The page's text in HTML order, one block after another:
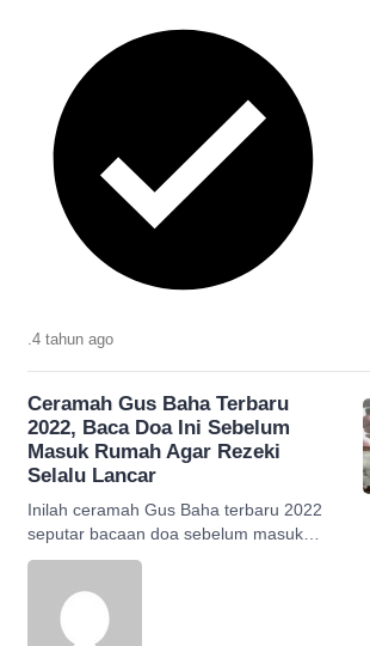
.4 tahun ago
Ceramah Gus Baha Terbaru
2022, Baca Doa Ini Sebelum
Masuk Rumah Agar Rezeki
Selalu Lancar
Inilah ceramah Gus Baha terbaru 2022
seputar bacaan doa sebelum masuk
rumah yang bisa membuat rezeki lancar.